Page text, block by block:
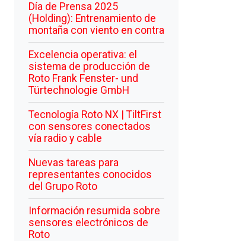
Día de Prensa 2025
(Holding): Entrenamiento de
montaña con viento en contra
Excelencia operativa: el
sistema de producción de
Roto Frank Fenster- und
Türtechnologie GmbH
Tecnología Roto NX | TiltFirst
con sensores conectados
vía radio y cable
Nuevas tareas para
representantes conocidos
del Grupo Roto
Información resumida sobre
sensores electrónicos de
Roto